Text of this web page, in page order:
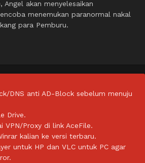
Angel akan menyelesaikan
menemukan paranormal nakal
para Pemburu.
DNS anti AD-Block sebelum menuju
Drive.
VPN/Proxy di link AceFile.
kalian ke versi terbaru.
untuk HP dan VLC untuk PC agar